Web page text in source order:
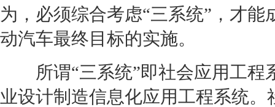
为，必须综合考虑“三系统”，才
动汽车最终目标的实施。
所谓“三系统”即社会应用工程
业设计制造信息化应用工程系统